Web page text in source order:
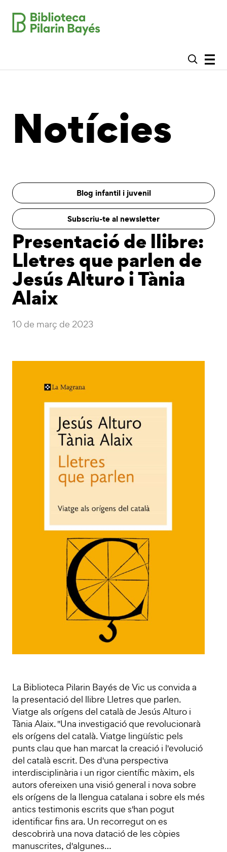
Notícies
Blog infantil i juvenil
Subscriu-te al newsletter
Presentació de llibre:
Lletres que parlen de
Jesús Alturo i Tània
Alaix
10 de març de 2023
La Biblioteca Pilarin Bayés de Vic us convida a
la presentació del llibre Lletres que parlen.
Viatge als orígens del català de Jesús Alturo i
Tània Alaix. "Una investigació que revolucionarà
els orígens del català. Viatge lingüístic pels
punts clau que han marcat la creació i l'evolució
del català escrit. Des d'una perspectiva
interdisciplinària i un rigor científic màxim, els
autors ofereixen una visió general i nova sobre
els orígens de la llengua catalana i sobre els més
antics testimonis escrits que s'han pogut
identificar fins ara. Un recorregut on es
descobrirà una nova datació de les còpies
manuscrites, d'algunes…